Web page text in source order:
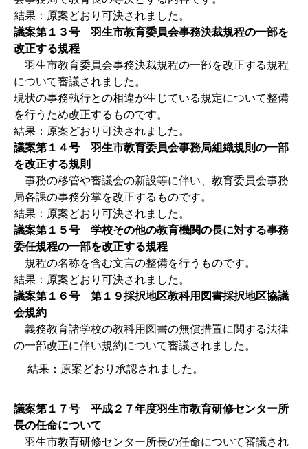
結果：原案どおり可決されました。
議案第１３号 羽生市教育委員会事務決裁規程の一部を
改正する規程
羽生市教育委員会事務決裁規程の一部を改正する規程
について審議されました。
現状の事務執行との相違が生じている規定について整備
を行うため改正するものです。
結果：原案どおり可決されました。
議案第１４号 羽生市教育委員会事務局組織規則の一部
を改正する規則
事務の移管や審議会の新設等に伴い、教育委員会事務
局各課の事務分掌を改正するものです。
結果：原案どおり可決されました。
議案第１５号 学校その他の教育機関の長に対する事務
委任規程の一部を改正する規程
規程の名称を含む文言の整備を行うものです。
結果：原案どおり可決されました。
議案第１６号 第１９採択地区教科用図書採択地区協議
会規約
義務教育諸学校の教科用図書の無償措置に関する法律
の一部改正に伴い規約について審議されました。
結果：原案どおり承認されました。
議案第１７号 平成２７年度羽生市教育研修センター所
長の任命について
羽生市教育研修センター所長の任命について審議され